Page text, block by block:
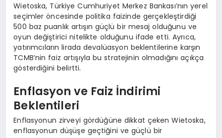
Wietoska, Türkiye Cumhuriyet Merkez Bankası’nın yerel
seçimler öncesinde politika faizinde gerçekleştirdiği
500 baz puanlık artışın güçlü bir mesaj olduğunu ve
oyun değiştirici nitelikte olduğunu ifade etti. Ayrıca,
yatırımcıların lirada devalüasyon beklentilerine karşın
TCMB’nin faiz artışıyla bu stratejinin olmadığını açıkça
gösterdiğini belirtti.
Enflasyon ve Faiz İndirimi
Beklentileri
Enflasyonun zirveyi gördüğüne dikkat çeken Wietoska,
enflasyonun düşüşe geçtiğini ve güçlü bir